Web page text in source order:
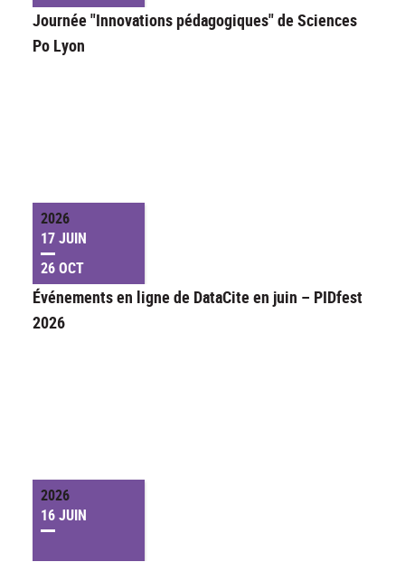
Journée "Innovations pédagogiques" de Sciences
Po Lyon
2026
17 JUIN
26 OCT
Événements en ligne de DataCite en juin – PIDfest
2026
2026
16 JUIN